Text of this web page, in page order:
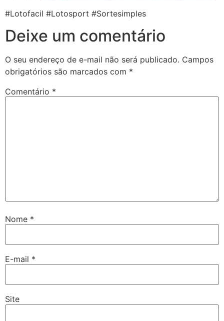
#Lotofacil #Lotosport #Sortesimples
Deixe um comentário
O seu endereço de e-mail não será publicado. Campos
obrigatórios são marcados com *
Comentário *
Nome *
E-mail *
Site